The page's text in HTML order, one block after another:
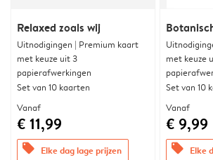
Relaxed zoals wij
Uitnodigingen | Premium kaart
met keuze uit 3
papierafwerkingen
Set van 10 kaarten
Vanaf
€ 11,99
offers Elke dag lage prijzen
met keuze
Set van 10
Vanaf
€ 9,99
offers Elke